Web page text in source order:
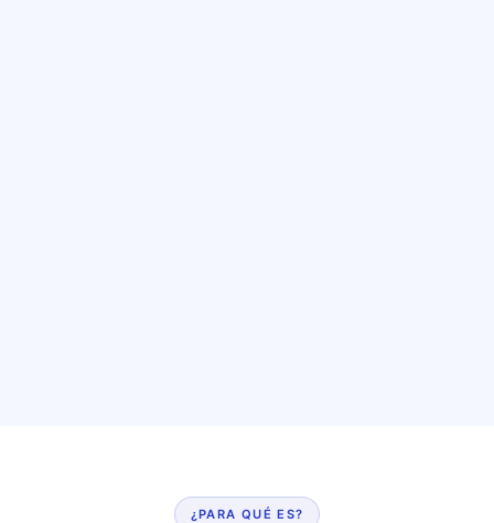
¿PARA QUÉ ES?